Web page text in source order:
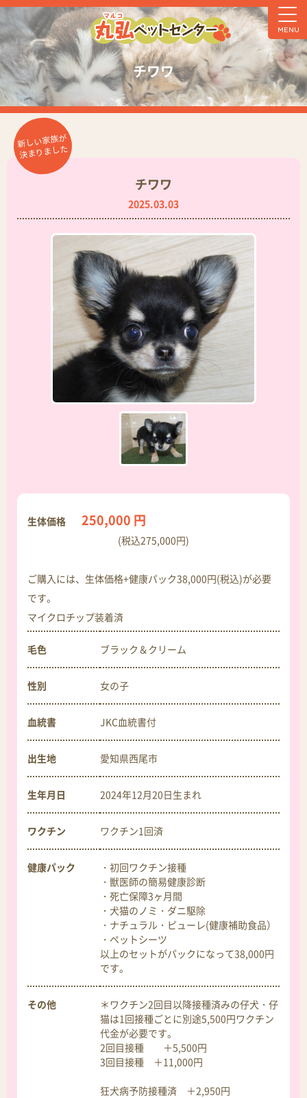
チワワ
MENU
新しい家族が
決まりました
チワワ
2025.03.03
生体価格 250,000 円
(税込275,000円)
ご購入には、生体価格+健康パック38,000円(税込)が必要
です。
マイクロチップ装着済
毛色 ブラック＆クリーム
性別 女の子
血統書 JKC血統書付
出生地 愛知県西尾市
生年月日 2024年12月20日生まれ
ワクチン ワクチン1回済
健康パック
・初回ワクチン接種
・獣医師の簡易健康診断
・死亡保障3ヶ月間
・犬猫のノミ・ダニ駆除
・ナチュラル・ピューレ(健康補助食品）
・ペットシーツ
以上のセットがパックになって38,000円
です。
その他
＊ワクチン2回目以降接種済みの仔犬・仔
猫は1回接種ごとに別途5,500円ワクチン
代金が必要です。
2回目接種 ＋5,500円
3回目接種 ＋11,000円
狂犬病予防接種済 ＋2,950円